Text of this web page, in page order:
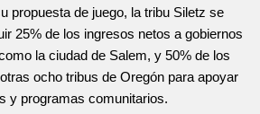
propuesta de juego, la tribu Siletz se
25% de los ingresos netos a gobiernos
la ciudad de Salem, y 50% de los
ocho tribus de Oregón para apoyar
y programas comunitarios.